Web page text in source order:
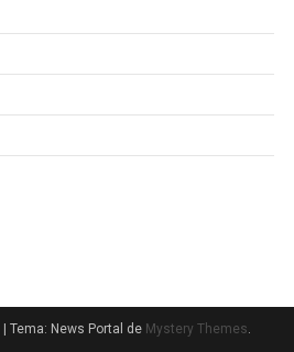
| Tema: News Portal de Mystery Themes.